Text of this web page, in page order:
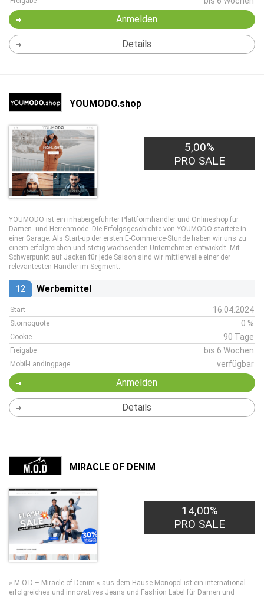
Anmelden
Details
YOUMODO.shop
5,00%
PRO SALE
YOUMODO ist ein inhabergeführter Plattformhändler und Onlineshop für
Damen- und Herrenmode. Die Erfolgsgeschichte von YOUMODO startete in
einer Garage. Als Start-up der ersten E-Commerce-Stunde haben wir uns zu
einem erfolgreichen und stetig wachsenden Unternehmen entwickelt. Mit
Schwerpunkt auf Jacken für jede Saison sind wir mittlerweile einer der
relevantesten Händler im Segment.
12 Werbemittel
Start 16.04.2024
Stornoquote 0 %
Cookie 90 Tage
Freigabe bis 6 Wochen
Mobil-Landingpage verfügbar
Anmelden
Details
MIRACLE OF DENIM
14,00%
PRO SALE
» M.O.D – Miracle of Denim « aus dem Hause Monopol ist ein international
erfolgreiches und innovatives Jeans und Fashion Label für Damen und